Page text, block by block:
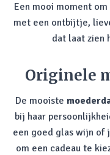
Een mooi moment
met een ontbijtje,
dat laat zien
Originele
De mooiste
bij haar
een goed glas wijn of
om een cadeau te